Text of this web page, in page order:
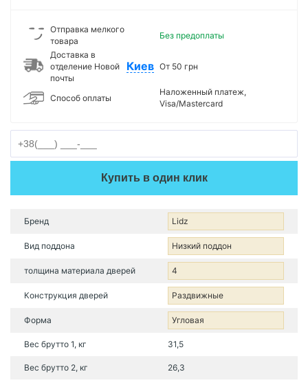
Отправка мелкого
товара
Без предоплаты
Доставка в
отделение Новой
почты
Киев От 50 грн
Способ оплаты
Наложенный платеж,
Visa/Mastercard
Купить в один клик
Бренд Lidz
Вид поддона Низкий поддон
толщина материала дверей 4
Конструкция дверей Раздвижные
Форма Угловая
Вес брутто 1, кг 31,5
Вес брутто 2, кг 26,3